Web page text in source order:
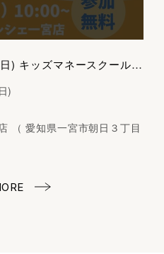
【満席となりました】8/2(日) キッズマネースクール（おみせやさんごっこ）～くらしとおかねの学びば～
)
（ 愛知県一宮市朝日３丁目